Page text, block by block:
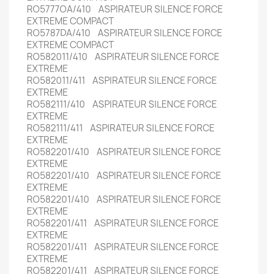
RO5777OA/410 ASPIRATEUR SILENCE FORCE
EXTREME COMPACT
RO5787DA/410 ASPIRATEUR SILENCE FORCE
EXTREME COMPACT
RO582011/410 ASPIRATEUR SILENCE FORCE
EXTREME
RO582011/411 ASPIRATEUR SILENCE FORCE
EXTREME
RO582111/410 ASPIRATEUR SILENCE FORCE
EXTREME
RO582111/411 ASPIRATEUR SILENCE FORCE
EXTREME
RO582201/410 ASPIRATEUR SILENCE FORCE
EXTREME
RO582201/410 ASPIRATEUR SILENCE FORCE
EXTREME
RO582201/410 ASPIRATEUR SILENCE FORCE
EXTREME
RO582201/411 ASPIRATEUR SILENCE FORCE
EXTREME
RO582201/411 ASPIRATEUR SILENCE FORCE
EXTREME
RO582201/411 ASPIRATEUR SILENCE FORCE